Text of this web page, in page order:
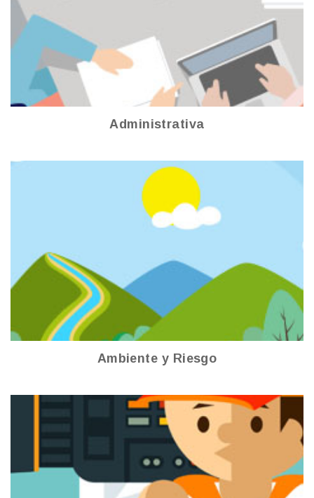
Administrativa
Ambiente y Riesgo
Ver más
Ambiente y Riesgo
Comunicación Institucional